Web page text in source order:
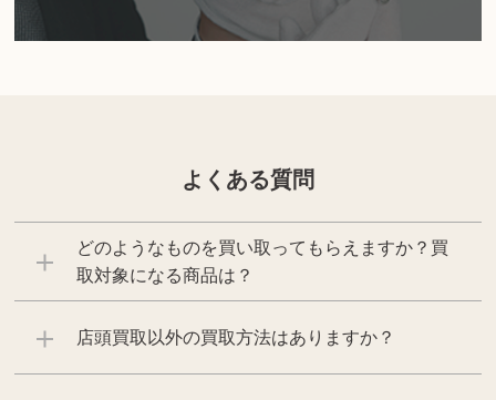
よくある質問
どのようなものを買い取ってもらえますか？買
取対象になる商品は？
店頭買取以外の買取方法はありますか？